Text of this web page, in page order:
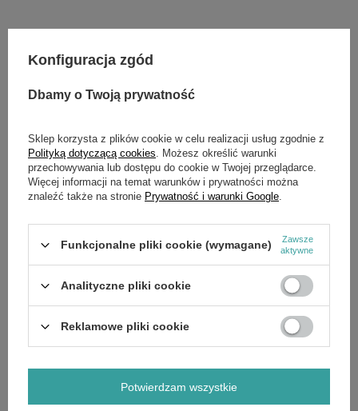
Zadaj pytanie a my odpowiemy niezwłocznie,
SZCZEGÓŁOWE DANE
Symbol S532980508313
(0)
OSTATNIO OGLĄDANE
Konfiguracja zgód
Dbamy o Twoją prywatność
Sklep korzysta z plików cookie w celu realizacji usług zgodnie z
Polityką dotyczącą cookies . Możesz określić warunki
przechowywania lub dostępu do cookie w Twojej przeglądarce.
Więcej informacji na temat warunków i prywatności można
znaleźć także na stronie Prywatność i warunki Google
Funkcjonalne pliki cookie (wymagane)
Zawsze
aktywne
Analityczne pliki cookie
Reklamowe pliki cookie
Potwierdzam wszystkie